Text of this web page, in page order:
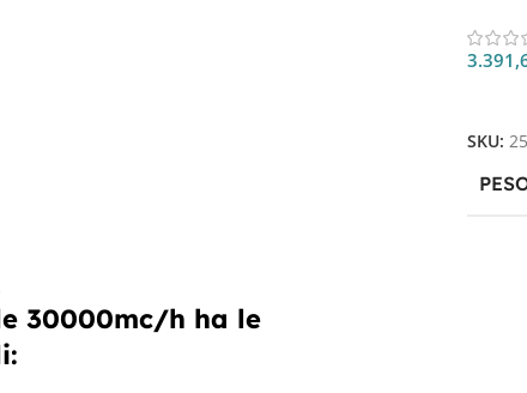
30000mc/h ha le
SKU: